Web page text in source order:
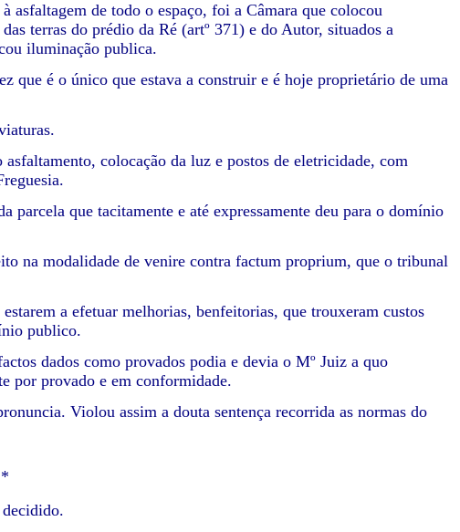
asfaltagem de todo o espaço, foi a Câmara que colocou
terras do prédio da Ré (artº 371) e do Autor, situados a
iluminação publica.
que é o único que estava a construir e é hoje proprietário de uma
colocação da luz e postos de eletricidade, com
que tacitamente e até expressamente deu para o domínio
na modalidade de venire contra factum proprium, que o tribunal
a efetuar melhorias, benfeitorias, que trouxeram custos
publico.
dados como provados podia e devia o Mº Juiz a quo
por provado e em conformidade.
Violou assim a douta sentença recorrida as normas do
*